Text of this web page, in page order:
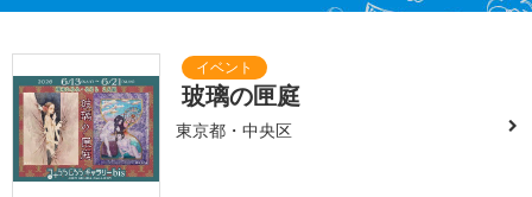
玻璃の匣庭
東京都・中央区